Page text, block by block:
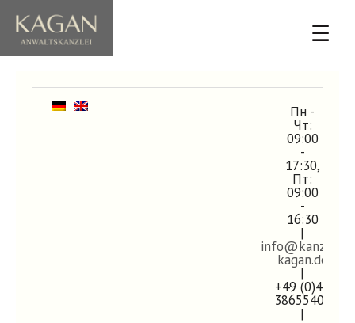
☰
Пн -
Чт:
09:00
-
17:30,
Пт:
09:00
-
16:30
|
info@kanzlei-
kagan.de
|
+49 (0)40
38655400
|